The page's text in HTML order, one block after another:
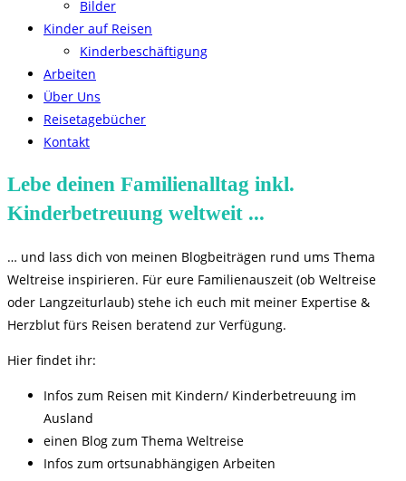
Bilder
Kinder auf Reisen
Kinderbeschäftigung
Arbeiten
Über Uns
Reisetagebücher
Kontakt
Lebe deinen Familienalltag inkl.
Kinderbetreuung weltweit ...
… und lass dich von meinen Blogbeiträgen rund ums Thema
Weltreise inspirieren. Für eure Familienauszeit (ob Weltreise
oder Langzeiturlaub) stehe ich euch mit meiner Expertise &
Herzblut fürs Reisen beratend zur Verfügung.
Hier findet ihr:
Infos zum Reisen mit Kindern/ Kinderbetreuung im
Ausland
einen Blog zum Thema Weltreise
Infos zum ortsunabhängigen Arbeiten